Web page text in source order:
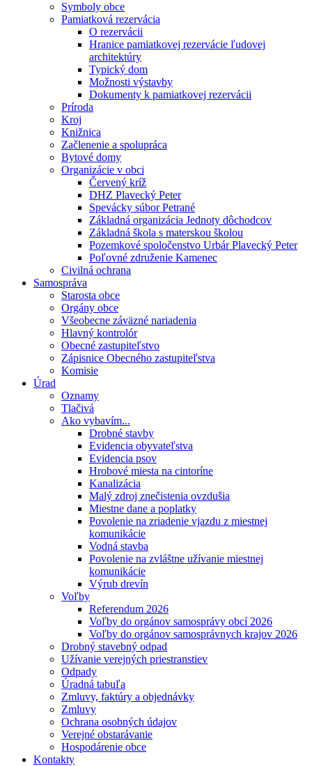
Symboly obce
Pamiatková rezervácia
O rezervácii
Hranice pamiatkovej rezervácie ľudovej
architektúry
Typický dom
Možnosti výstavby
Dokumenty k pamiatkovej rezervácii
Príroda
Kroj
Knižnica
Začlenenie a spolupráca
Bytové domy
Organizácie v obci
Červený kríž
DHZ Plavecký Peter
Spevácky súbor Petrané
Základná organizácia Jednoty dôchodcov
Základná škola s materskou školou
Pozemkové spoločenstvo Urbár Plavecký Peter
Poľovné združenie Kamenec
Civilná ochrana
Samospráva
Starosta obce
Orgány obce
Všeobecne záväzné nariadenia
Hlavný kontrolór
Obecné zastupiteľstvo
Zápisnice Obecného zastupiteľstva
Komisie
Úrad
Oznamy
Tlačivá
Ako vybavím...
Drobné stavby
Evidencia obyvateľstva
Evidencia psov
Hrobové miesta na cintoríne
Kanalizácia
Malý zdroj znečistenia ovzdušia
Miestne dane a poplatky
Povolenie na zriadenie vjazdu z miestnej
komunikácie
Vodná stavba
Povolenie na zvláštne užívanie miestnej
komunikácie
Výrub drevín
Voľby
Referendum 2026
Voľby do orgánov samosprávy obcí 2026
Voľby do orgánov samosprávnych krajov 2026
Drobný stavebný odpad
Užívanie verejných priestranstiev
Odpady
Úradná tabuľa
Zmluvy, faktúry a objednávky
Zmluvy
Ochrana osobných údajov
Verejné obstarávanie
Hospodárenie obce
Kontakty